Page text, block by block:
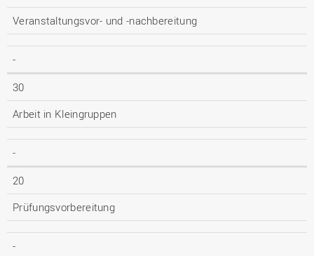
Veranstaltungsvor- und -nachbereitung
-
30
Arbeit in Kleingruppen
-
20
Prüfungsvorbereitung
-